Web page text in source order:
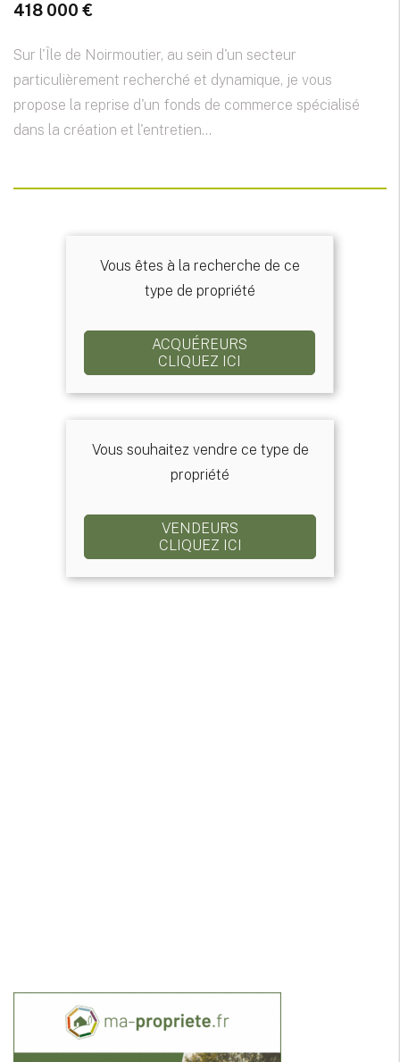
418 000 €
Sur l'Île de Noirmoutier, au sein d'un secteur
particulièrement recherché et dynamique, je vous
propose la reprise d'un fonds de commerce spécialisé
dans la création et l'entretien...
Vous êtes à la recherche de ce
type de propriété
ACQUÉREURS
CLIQUEZ ICI
Vous souhaitez vendre ce type de
propriété
VENDEURS
CLIQUEZ ICI